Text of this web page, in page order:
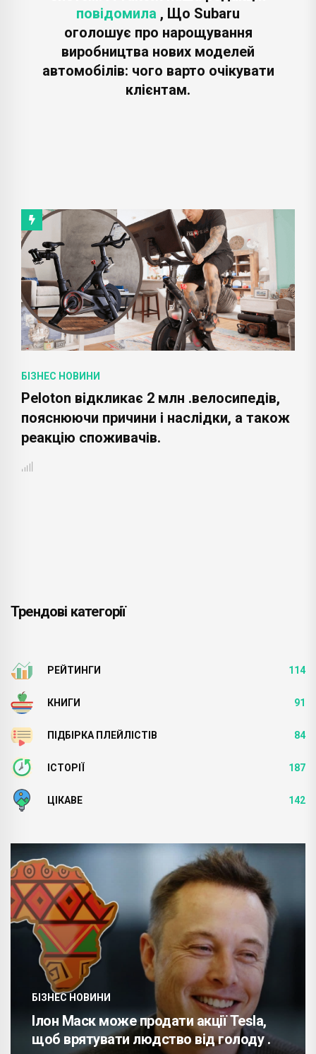
повідомила , Що Subaru
оголошує про нарощування
виробництва нових моделей
автомобілів: чого варто очікувати
клієнтам.
БІЗНЕС НОВИНИ
Peloton відкликає 2 млн .велосипедів,
пояснюючи причини і наслідки, а також
реакцію споживачів.
Трендові категорії
РЕЙТИНГИ 114
КНИГИ 91
ПІДБІРКА ПЛЕЙЛІСТІВ 84
ІСТОРІЇ 187
ЦІКАВЕ 142
БІЗНЕС НОВИНИ
Ілон Маск може продати акції Tesla,
щоб врятувати людство від голоду .